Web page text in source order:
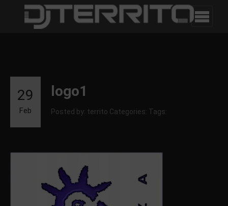
logo1
Posted by: territo Categories: Tags:
29
Feb